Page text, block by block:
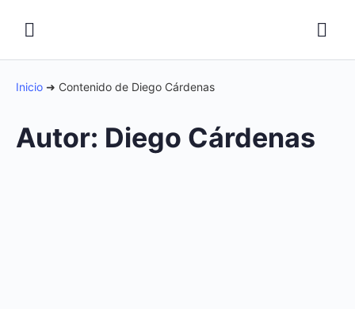
Inicio ➜ Contenido de Diego Cárdenas
Autor: Diego Cárdenas